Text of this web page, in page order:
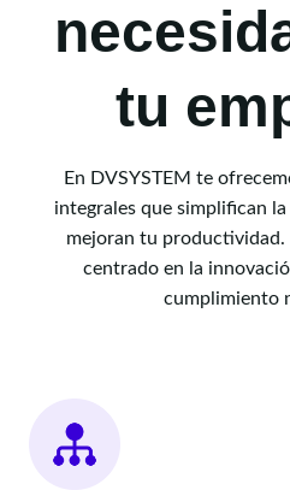
tu
En DVSYSTEM te
integrales que simplifican
mejoran tu
centrado en la
cumplimiento